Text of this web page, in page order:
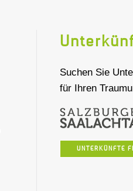
Suchen Sie
für Ihren
UNTERKÜNFTE